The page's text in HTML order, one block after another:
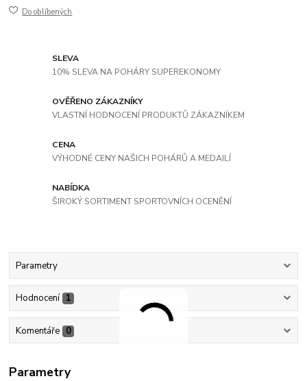
Do oblíbených
SLEVA
10% SLEVA NA POHÁRY SUPEREKONOMY
OVĚŘENO ZÁKAZNÍKY
VLASTNÍ HODNOCENÍ PRODUKTŮ ZÁKAZNÍKEM
CENA
VÝHODNÉ CENY NAŠICH POHÁRŮ A MEDAILÍ
NABÍDKA
ŠIROKÝ SORTIMENT SPORTOVNÍCH OCENĚNÍ
Parametry
Hodnocení 1
Komentáře 0
Parametry